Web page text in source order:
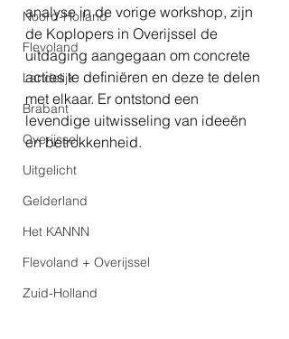
Noord-Holland
Flevoland
Landelijk
Brabant
Overijssel
Uitgelicht
Gelderland
Het KANNN
Flevoland + Overijssel
Zuid-Holland
analyse in de vorige workshop, zijn
de Koplopers in Overijssel de
uitdaging aangegaan om concrete
acties te definiëren en deze te delen
met elkaar. Er ontstond een
levendige uitwisseling van ideeën
en betrokkenheid.